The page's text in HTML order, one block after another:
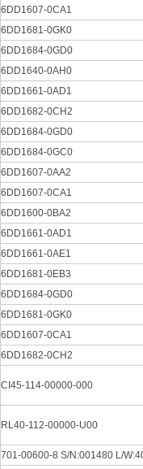
6DD1607-0CA1
6DD1681-0GK0
6DD1684-0GD0
6DD1640-0AH0
6DD1661-0AD1
6DD1682-0CH2
6DD1684-0GD0
6DD1684-0GC0
6DD1607-0AA2
6DD1607-0CA1
6DD1600-0BA2
6DD1661-0AD1
6DD1661-0AE1
6DD1681-0EB3
6DD1684-0GD0
6DD1681-0GK0
6DD1607-0CA1
6DD1682-0CH2
CI45-114-00000-000
RL40-112-00000-U00
701-00600-8 S/N:001480 L/